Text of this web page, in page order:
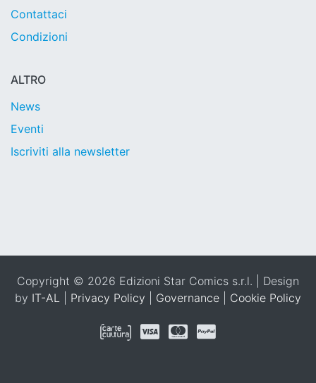
Contattaci
Condizioni
ALTRO
News
Eventi
Iscriviti alla newsletter
Copyright © 2026 Edizioni Star Comics s.r.l. | Design
by IT-AL Privacy Policy Governance Cookie Policy